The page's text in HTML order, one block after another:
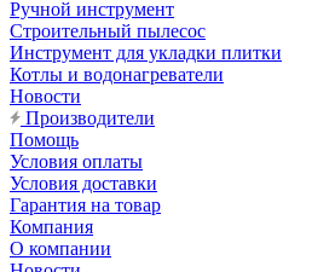
Ручной инструмент
Строительный пылесос
Инструмент для укладки плитки
Котлы и водонагреватели
Новости
Производители
Помощь
Условия оплаты
Условия доставки
Гарантия на товар
Компания
О компании